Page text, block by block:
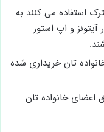
استفاده می کنند به
و اپ استور
تان خریداری شده
اعضای خانواده تان